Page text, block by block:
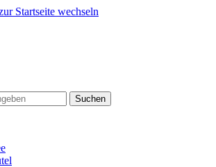
Suchen